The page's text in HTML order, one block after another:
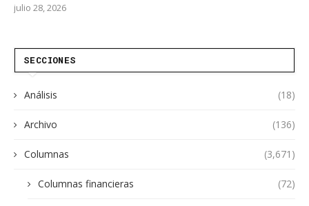
julio 28, 2026
SECCIONES
Análisis (18)
Archivo (136)
Columnas (3,671)
Columnas financieras (72)